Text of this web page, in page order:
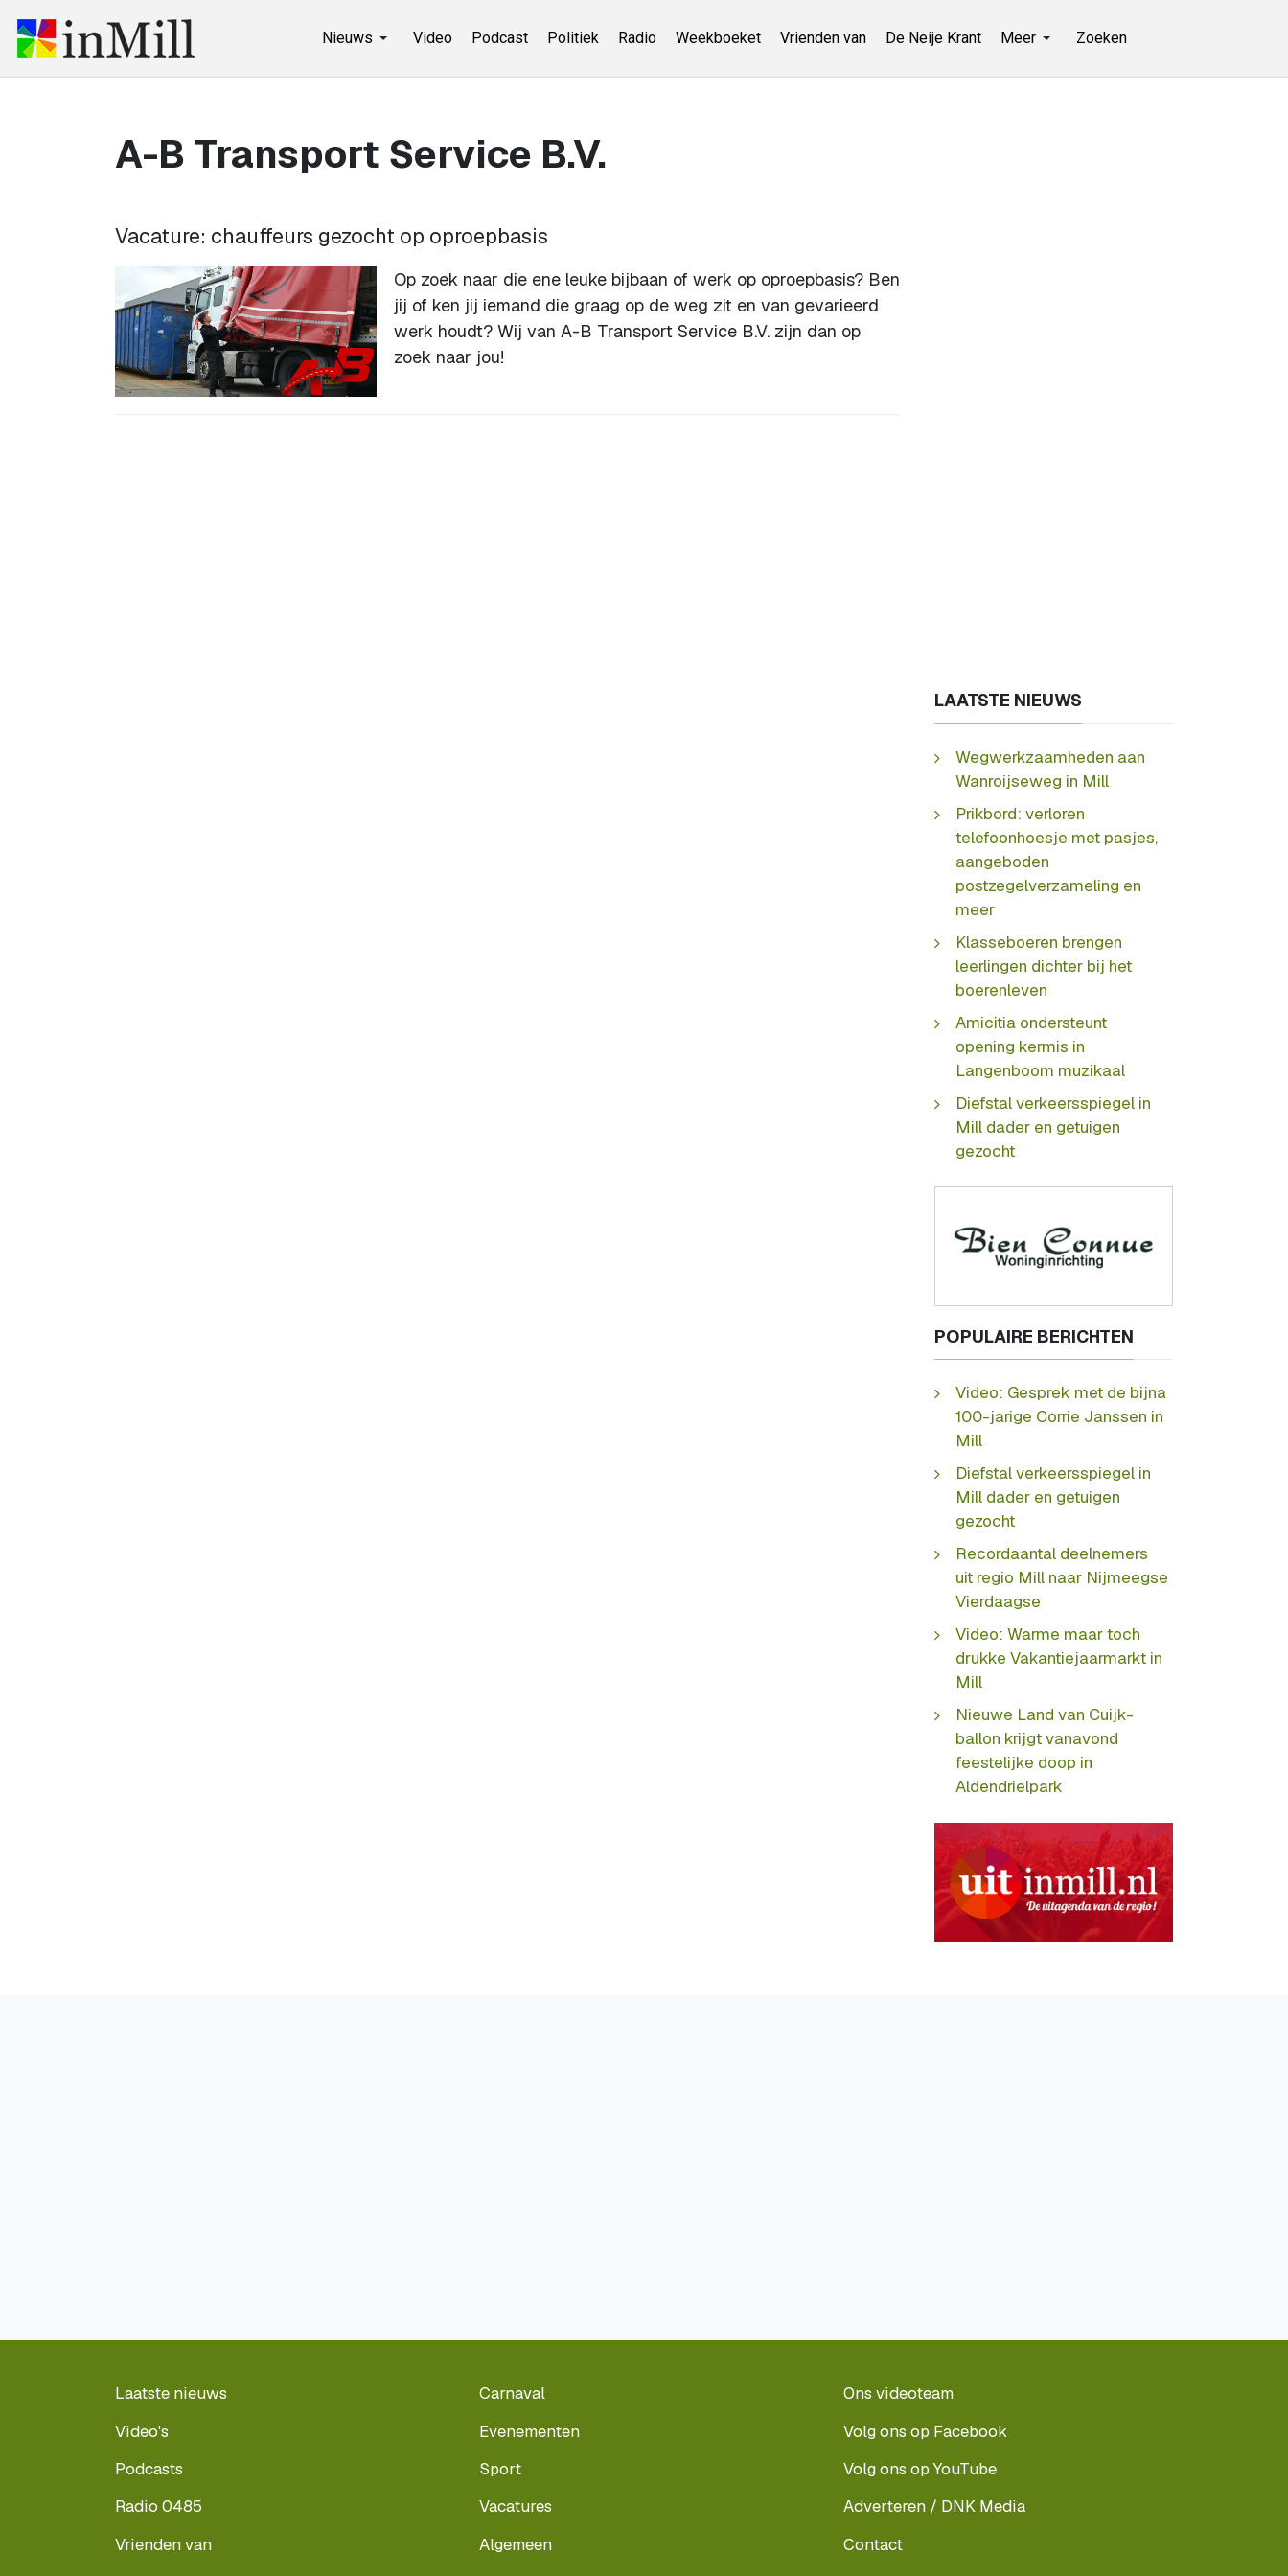
Nieuws Video Podcast Politiek Radio Weekboeket Vrienden van De Neije Krant Meer Zoeken
A-B Transport Service B.V.
Vacature: chauffeurs gezocht op oproepbasis
Op zoek naar die ene leuke bijbaan of werk op oproepbasis? Ben
jij of ken jij iemand die graag op de weg zit en van gevarieerd
werk houdt? Wij van A-B Transport Service B.V. zijn dan op
zoek naar jou!
LAATSTE NIEUWS
Wegwerkzaamheden aan
Wanroijseweg in Mill
Prikbord: verloren
telefoonhoesje met pasjes,
aangeboden
postzegelverzameling en
meer
Klasseboeren brengen
leerlingen dichter bij het
boerenleven
Amicitia ondersteunt
opening kermis in
Langenboom muzikaal
Diefstal verkeersspiegel in
Mill dader en getuigen
gezocht
POPULAIRE BERICHTEN
Video: Gesprek met de bijna
100-jarige Corrie Janssen in
Mill
Diefstal verkeersspiegel in
Mill dader en getuigen
gezocht
Recordaantal deelnemers
uit regio Mill naar Nijmeegse
Vierdaagse
Video: Warme maar toch
drukke Vakantiejaarmarkt in
Mill
Nieuwe Land van Cuijk-
ballon krijgt vanavond
feestelijke doop in
Aldendrielpark
Laatste nieuws
Video's
Podcasts
Radio 0485
Vrienden van
Carnaval
Evenementen
Sport
Vacatures
Algemeen
Ons videoteam
Volg ons op Facebook
Volg ons op YouTube
Adverteren / DNK Media
Contact